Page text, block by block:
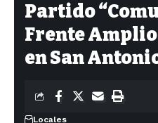
Partido
Frente
en San
Locales